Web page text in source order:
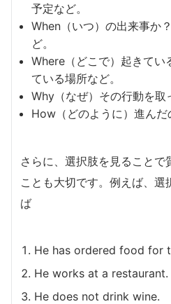
予定など。
When（いつ）の出来事か
ど。
Where（どこで）起きてい
ている場所など。
Why（なぜ）その行動を取
How（どのように）進んだ
さらに、選択肢を見ることで
ことも大切です。例えば、
ば
He has ordered food for
He works at a restaurant.
He does not drink wine.